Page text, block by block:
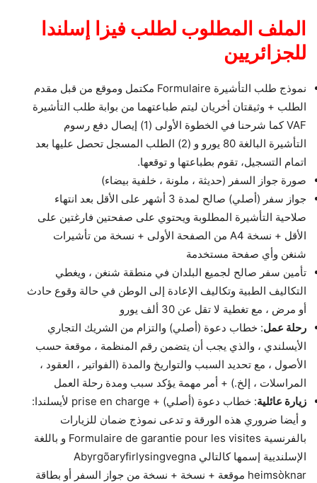
الملف المطلوب لطلب فيزا إسلندا
للجزائريين
نموذج طلب التأشيرة Formulaire مكتمل وموقع من قبل مقدم
الطلب + وثيقتان أخريان ليتم طباعتهما من بوابة طلب التأشيرة
VAF كما شرحنا في الخطوة الأولى (1) إيصال دفع رسوم
التأشيرة البالغة 80 يورو و (2) الطلب المسجل تحصل عليها بعد
اتمام التسجيل، تقوم بطباعتها و توقعها.
صورة جواز السفر (حديثة ، ملونة ، خلفية بيضاء)
جواز سفر (أصلي) صالح لمدة 3 أشهر على الأقل بعد انتهاء
صلاحية التأشيرة المطلوبة ويحتوي على صفحتين فارغتين على
الأقل + نسخة A4 من الصفحة الأولى + نسخة من تأشيرات
شنغن وأي صفحة مستخدمة
تأمين سفر صالح لجميع البلدان في منطقة شنغن ، ويغطي
التكاليف الطبية وتكاليف الإعادة إلى الوطن في حالة وقوع حادث
أو مرض ، مع تغطية لا تقل عن 30 ألف يورو
رحلة عمل: خطاب دعوة (أصلي) والتزام من الشريك التجاري
الأيسلندي ، والذي يجب أن يتضمن رقم المنظمة ، موقعة حسب
الأصول ، مع تحديد السبب والتواريخ والمدة (الفواتير ، العقود ،
المراسلات ، إلخ.) + أمر مهمة يؤكد سبب ومدة رحلة العمل
زيارة عائلية
: خطاب دعوة (أصلي) + prise en charge لأيسلندا:
و أيضا ضروري هذه الورقة و تدعى نموذج ضمان للزيارات
بالفرنسية Formulaire de garantie pour les visites و باللغة
الإسلنديية إسمها كالتالي Abyrgõaryfirlysingvegna
heimsòknar موقعة + نسخة + نسخة من جواز السفر أو بطاقة